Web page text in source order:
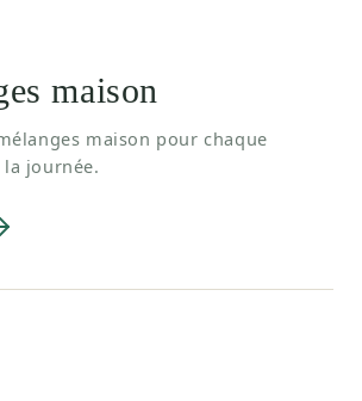
maison
maison pour chaque
journée.